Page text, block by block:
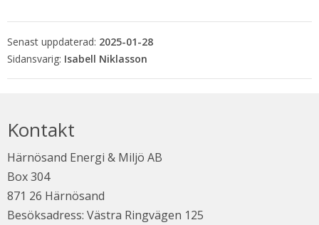
Senast uppdaterad: 2025-01-28
Isabell Niklasson
Kontakt
Härnösand Energi & Miljö AB
Box 304
871 26 Härnösand
Besöksadress: Västra Ringvägen 125